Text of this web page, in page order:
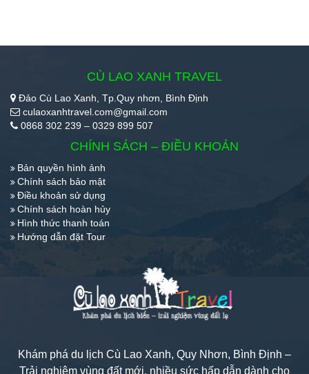
CÙ LAO XANH TRAVEL
Đảo Cù Lao Xanh, Tp.Quy nhơn, Bình Định
culaoxanhtravel.com@gmail.com
0868 302 239 – 0329 899 507
CHÍNH SÁCH – ĐIỀU KHOẢN
Bản quyền hình ảnh
Chính sách bảo mật
Điều khoản sử dụng
Chính sách hoàn hủy
Hình thức thanh toán
Hướng dẫn đặt Tour
Khám phá du lịch Cù Lao Xanh, Quy Nhơn, Bình Định –
Trải nghiệm vùng đất mới, nhiều sức hấp dẫn dành cho